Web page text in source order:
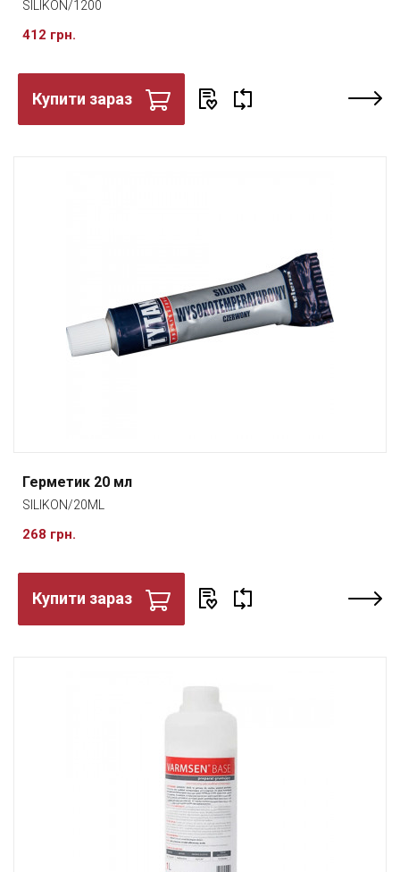
SILIKON/1200
412 грн.
Купити зараз
Герметик 20 мл
SILIKON/20ML
268 грн.
Купити зараз